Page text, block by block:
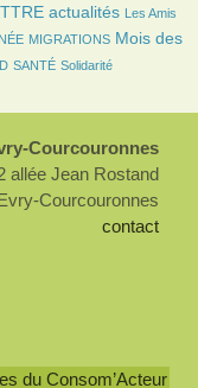
actualités Les Amis
MIGRATIONS Mois des
SANTÉ Solidarité
Courcouronnes
allée Jean Rostand
Courcouronnes
contact
du Consom’Acteur